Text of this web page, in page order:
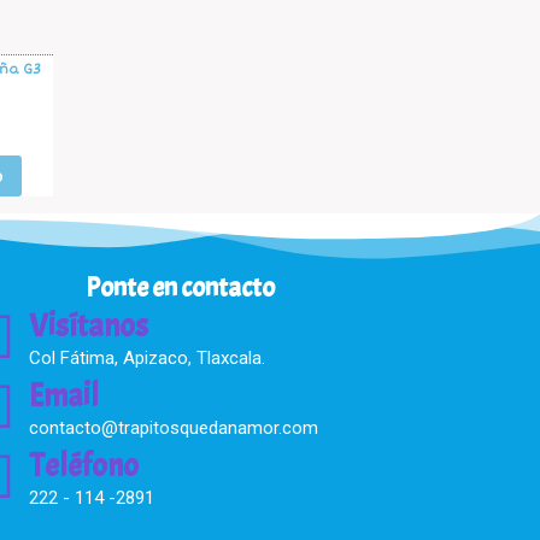
G3
Ponte en contacto
Visítanos
Col Fátima, Apizaco, Tlaxcala.
Email
contacto@trapitosquedanamor.com
Teléfono
222 - 114 -2891